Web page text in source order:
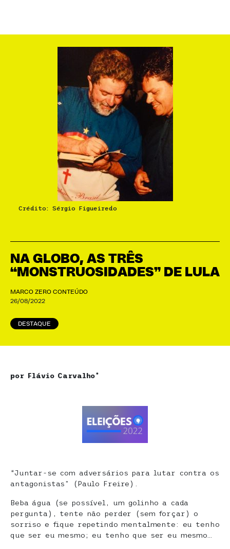
NA GLOBO, AS TRÊS
“MONSTRUOSIDADES” DE LULA
MARCO ZERO CONTEÚDO
26/08/2022
DESTAQUE
Crédito: Sérgio Figueiredo
por Flávio Carvalho*
“Juntar-se com adversários para lutar contra os
antagonistas” (Paulo Freire).
Beba água (se possível, um golinho a cada
pergunta), tente não perder (sem forçar) o
sorriso e fique repetindo mentalmente: eu tenho
que ser eu mesmo; eu tenho que ser eu mesmo…